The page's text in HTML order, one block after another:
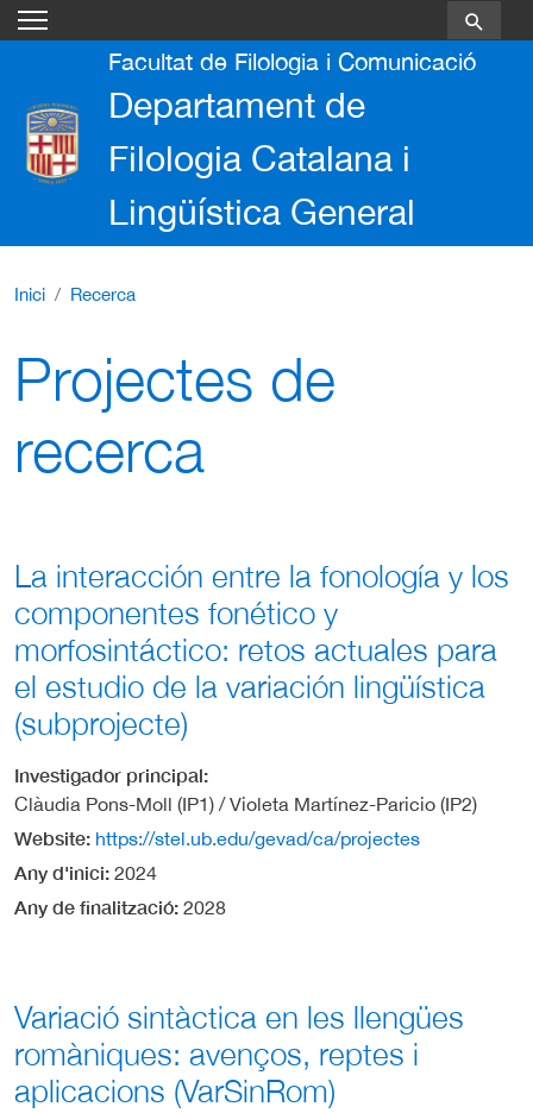
Facultat de Filologia i Comunicació
Departament de
Filologia Catalana i
Lingüística General
Inici Recerca
Projectes de
recerca
La interacción entre la fonología y los
componentes fonético y
morfosintáctico: retos actuales para
el estudio de la variación lingüística
(subprojecte)
Investigador principal
Clàudia Pons-Moll (IP1) / Violeta Martínez-Paricio (IP2)
Website https://stel.ub.edu/gevad/ca/projectes
Any d'inici 2024
Any de finalització 2028
Variació sintàctica en les llengües
romàniques: avenços, reptes i
aplicacions (VarSinRom)